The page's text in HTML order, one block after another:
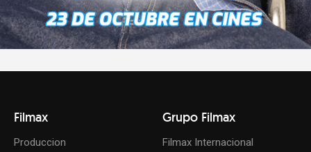
Filmax
Produccion
Grupo Filmax
Filmax Internacional